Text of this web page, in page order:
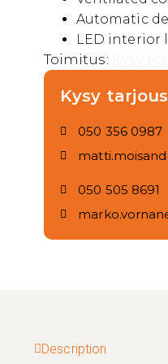
Automatic
LED interior
Toimitus:
Kysy tarjous
050 356 0987
050 505 8691
Description